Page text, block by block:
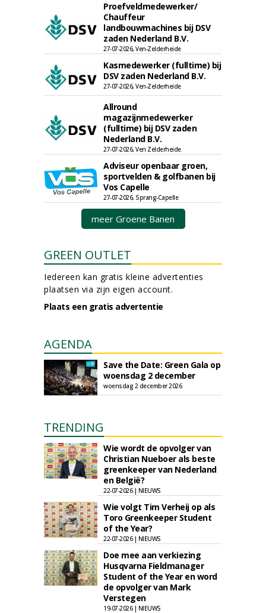
Proefveldmedewerker/
Chauffeur
landbouwmachines bij DSV
zaden Nederland B.V.
27-07-2026, Ven-Zelderheide
Kasmedewerker (fulltime) bij
DSV zaden Nederland B.V.
27-07-2026, Ven-Zelderheide
Allround
magazijnmedewerker
(fulltime) bij DSV zaden
Nederland B.V.
27-07-2026, Ven Zelderheide
Adviseur openbaar groen,
sportvelden & golfbanen bij
Vos Capelle
27-07-2026, Sprang-Capelle
meer Groene Banen
GREEN OUTLET
Iedereen kan gratis kleine advertenties
plaatsen via zijn eigen account.
Plaats een gratis advertentie
AGENDA
Save the Date: Green Gala op
woensdag 2 december
woensdag 2 december 2026
TRENDING
Wie wordt de opvolger van
Christian Nueboer als beste
greenkeeper van Nederland
en België?
22-07-2026 | NIEUWS
Wie volgt Tim Verheij op als
Toro Greenkeeper Student
of the Year?
22-07-2026 | NIEUWS
Doe mee aan verkiezing
Husqvarna Fieldmanager
Student of the Year en word
de opvolger van Mark
Verstegen
19-07-2026 | NIEUWS